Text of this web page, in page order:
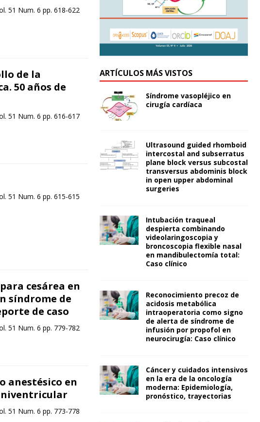
51 Num. 6 pp. 618-622
de la
50 años de
51 Num. 6 pp. 616-617
51 Num. 6 pp. 615-615
cesárea en
síndrome de
de caso
51 Num. 6 pp. 779-782
anestésico en
51 Num. 6 pp. 773-778
ARTÍCULOS MÁS VISTOS
Síndrome vasopléjico en
cirugía cardíaca
Ultrasound guided rhomboid
intercostal and subserratus
plane block versus subcostal
transversus abdominis block
in open upper abdominal
surgeries
Intubación traqueal
despierta combinando
videolaringoscopia y
broncoscopia flexible nasal
en mandibulectomía total:
Caso clínico
Reconocimiento precoz de
acidosis metabólica
intraoperatoria como signo
de alerta de síndrome de
infusión por propofol en
neurocirugía: Caso clínico
Cáncer y cuidados intensivos
en la era de la oncología
moderna: Epidemiología,
pronóstico, trayectorias